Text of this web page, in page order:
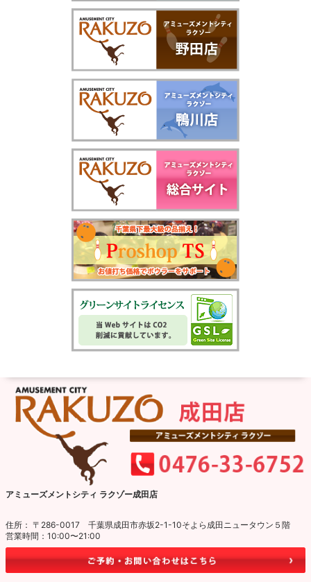
アミューズメントシティ ラクゾー成田店
住所： 〒286-0017 千葉県成田市赤坂2-1-10そよら成田ニュータウン５階
営業時間：10:00〜21:00